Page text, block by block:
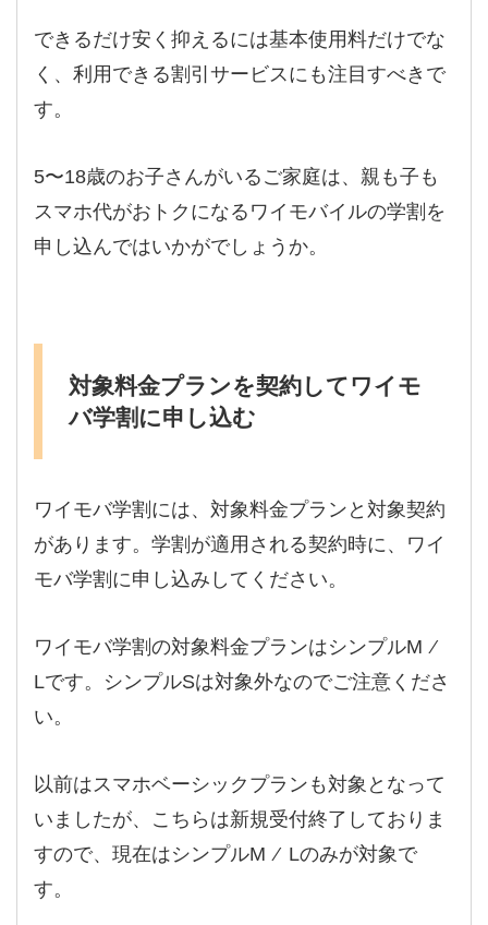
できるだけ安く抑えるには基本使用料だけでな
く、利用できる割引サービスにも注目すべきで
す。
5〜18歳のお子さんがいるご家庭は、親も子も
スマホ代がおトクになるワイモバイルの学割を
申し込んではいかがでしょうか。
対象料金プランを契約してワイモ
バ学割に申し込む
ワイモバ学割には、対象料金プランと対象契約
があります。学割が適用される契約時に、ワイ
モバ学割に申し込みしてください。
ワイモバ学割の対象料金プランはシンプルM ⁄
Lです。シンプルSは対象外なのでご注意くださ
い。
以前はスマホベーシックプランも対象となって
いましたが、こちらは新規受付終了しておりま
すので、現在はシンプルM ⁄ Lのみが対象で
す。